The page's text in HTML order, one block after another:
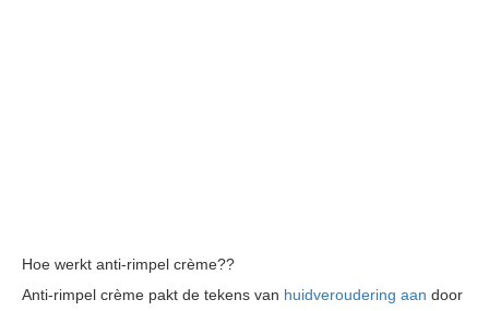
Hoe werkt anti-rimpel crème??
Anti-rimpel crème pakt de tekens van huidveroudering aan door